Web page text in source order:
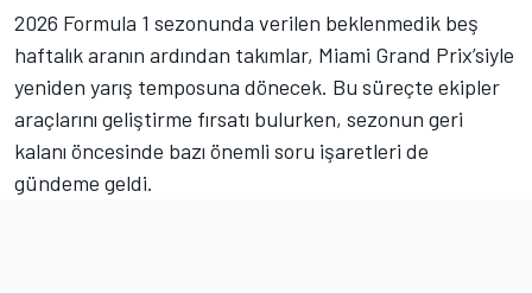
2026 Formula 1 sezonunda verilen beklenmedik beş
haftalık aranın ardından takımlar, Miami Grand Prix’siyle
yeniden yarış temposuna dönecek. Bu süreçte ekipler
araçlarını geliştirme fırsatı bulurken, sezonun geri
kalanı öncesinde bazı önemli soru işaretleri de
gündeme geldi.